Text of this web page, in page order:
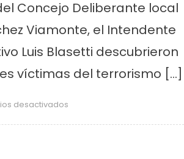
Concejo Deliberante local
Viamonte, el Intendente
Luis Blasetti descubrieron
víctimas del terrorismo […]
desactivados